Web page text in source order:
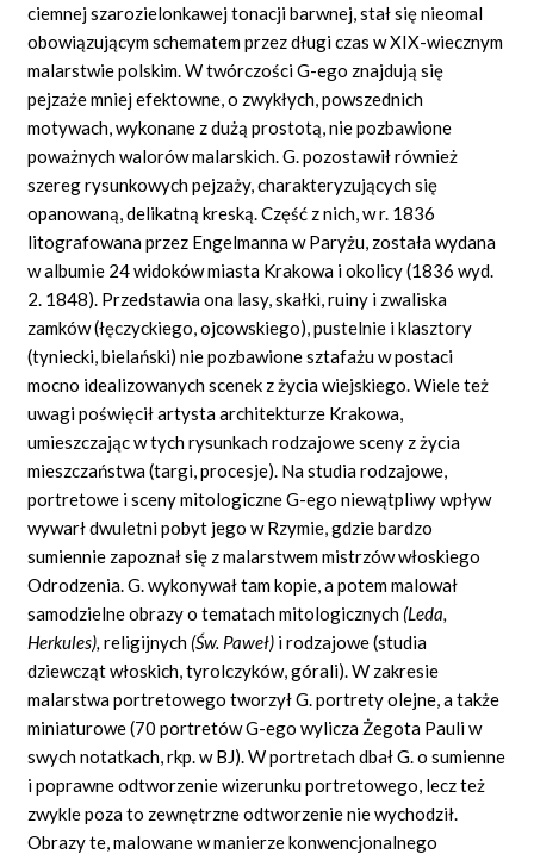
ciemnej szarozielonkawej tonacji barwnej, stał się nieomal
obowiązującym schematem przez długi czas w XIX-wiecznym
malarstwie polskim. W twórczości G-ego znajdują się
pejzaże mniej efektowne, o zwykłych, powszednich
motywach, wykonane z dużą prostotą, nie pozbawione
poważnych walorów malarskich. G. pozostawił również
szereg rysunkowych pejzaży, charakteryzujących się
opanowaną, delikatną kreską. Część z nich, w r. 1836
litografowana przez Engelmanna w Paryżu, została wydana
w albumie 24 widoków miasta Krakowa i okolicy (1836 wyd.
2. 1848). Przedstawia ona lasy, skałki, ruiny i zwaliska
zamków (łęczyckiego, ojcowskiego), pustelnie i klasztory
(tyniecki, bielański) nie pozbawione sztafażu w postaci
mocno idealizowanych scenek z życia wiejskiego. Wiele też
uwagi poświęcił artysta architekturze Krakowa,
umieszczając w tych rysunkach rodzajowe sceny z życia
mieszczaństwa (targi, procesje). Na studia rodzajowe,
portretowe i sceny mitologiczne G-ego niewątpliwy wpływ
wywarł dwuletni pobyt jego w Rzymie, gdzie bardzo
sumiennie zapoznał się z malarstwem mistrzów włoskiego
Odrodzenia. G. wykonywał tam kopie, a potem malował
samodzielne obrazy o tematach mitologicznych (Leda,
Herkules),religijnych (Św. Paweł) i rodzajowe (studia
dziewcząt włoskich, tyrolczyków, górali). W zakresie
malarstwa portretowego tworzył G. portrety olejne, a także
miniaturowe (70 portretów G-ego wylicza Żegota Pauli w
swych notatkach, rkp. w BJ). W portretach dbał G. o sumienne
i poprawne odtworzenie wizerunku portretowego, lecz też
zwykle poza to zewnętrzne odtworzenie nie wychodził.
Obrazy te, malowane w manierze konwencjonalnego